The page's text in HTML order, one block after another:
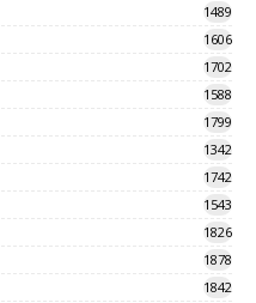
1489
1606
1702
1588
1799
1342
1742
1543
1826
1878
1842